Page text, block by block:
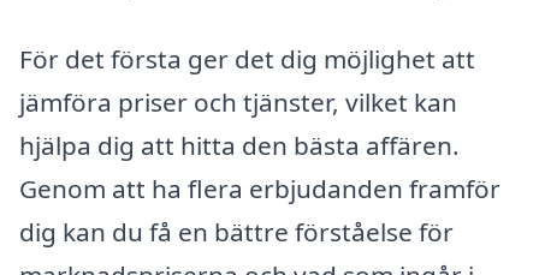
För det första ger det dig möjlighet att
jämföra priser och tjänster, vilket kan
hjälpa dig att hitta den bästa affären.
Genom att ha flera erbjudanden framför
dig kan du få en bättre förståelse för